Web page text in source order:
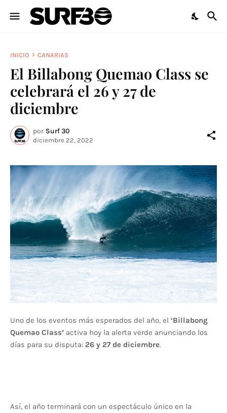
INICIO CANARIAS
El Billabong Quemao Class se
celebrará el 26 y 27 de
diciembre
por Surf 30
diciembre 22, 2022
Uno de los eventos más esperados del año, el ‘Billabong
Quemao Class’ activa hoy la alerta verde anunciando los
días para su disputa: 26 y 27 de diciembre.
Así, el año terminará con un espectáculo único en la